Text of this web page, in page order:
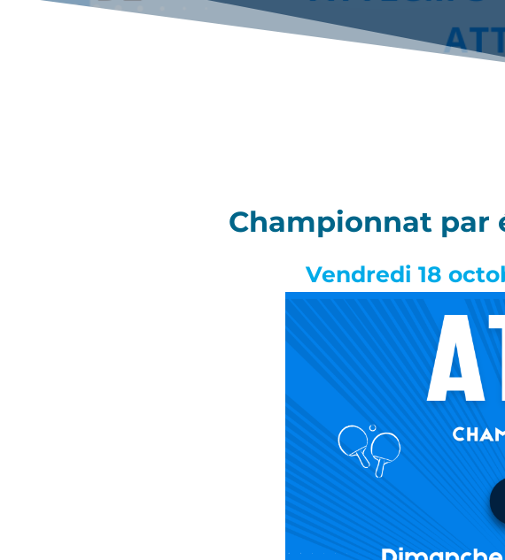
Championnat par
Vendredi 18